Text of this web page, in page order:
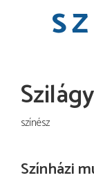
színész
Színházi